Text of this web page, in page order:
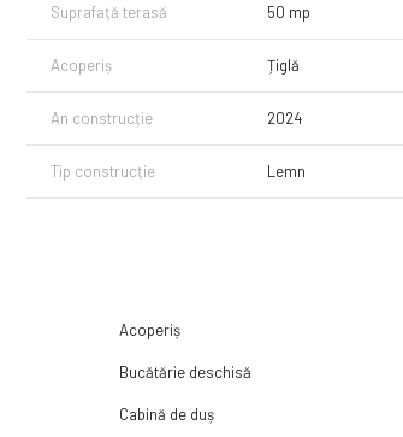
rural și de aventură este în continuă
Nu ratați ocazia de a deveni proprietar al unei
Pentru mai multe detalii și vizionare, nu ezitați
Suprafață terasă 50 mp
Acoperiș Țiglă
An construcție 2024
Tip construcție Lemn
Acoperiș
Bucătărie deschisă
Cabină de duș